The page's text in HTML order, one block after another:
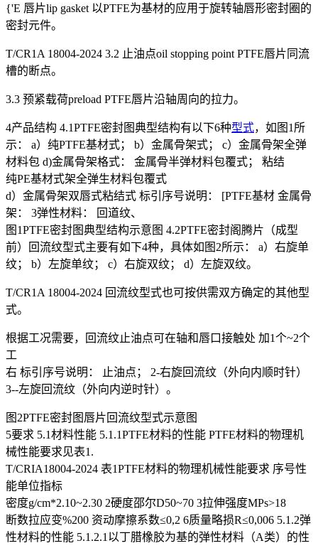
{'E 唇片lip gasket 以PTFE为基材的应用于旋转轴唇形密封圈的
密封元件。
T/CR1A 18004-2024 3.2 止油点oil stopping point PTFE唇片同流
槽的断点。
3.3 预紧载荷preload PTFE唇片沿轴周向的拉力。
4产品结构 4.1PTFE密封图典型结构有以下6种型式，如图1所
示： a）纯PTFE基材式； b）金属骨架式； c）金属骨架全弹
材料包 d)金属骨架格式： 金属骨半弹材料包覆式； 粘结
纯PE基材式架全弹生材料包覆式
d）金属骨架双唇式粘结式 标引序号说明： [PTFE基材 金属骨
架： 3弹性材料： 回道纹、
图1PTFE密封图典型结构示意图 4.2PTFE密封阁腾片（成型
前）回流纹型式主要有如下4种，具体如图2所示： a）右旋单
纹； b）左旋单纹； c）右旋双纹； d）左旋双纹。
T/CR1A 18004-2024 回流纹型式也可按供需双方确定的其他型
式。
根据工况需要，回流纹止油点可在轴和唇口接触处 加1个~2个
工
右 标引序号说明： 止油点； 2-右旋回流纹（外向内顺时针）
3--左旋回流纹（外向内逆时针）。
图2PTFE密封图唇片回流纹型式示意图
5要求 5.1材料性能 5.1.1PTFE材料的性能 PTFE材料的物理机
械性能要求见表1.
T/CRIA18004-2024 表1PTFE材料的物理机械性能要求 序号性
能单位指标
密度g/cm*2.10~2.30 2硬度邵尔D50~70 3拉伸强度MPs>18
断数拉应变%200 资动摩擦系数≤0,2 6质量略损R≤0,006 5.1.2弹
性材料的性能 5.1.2.1以丁腊橡胶为基的弹性材料（A类）的性